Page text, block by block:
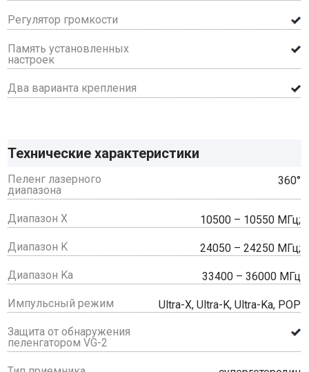
Регулятор громкости
Память установленных
настроек
Два варианта крепления
Технические характеристики
Пеленг лазерного
диапазона
360°
Диапазон X 10500 – 10550 МГц;
Диапазон K 24050 – 24250 МГц;
Диапазон Ka 33400 – 36000 МГц
Импульсный режим Ultra-X, Ultra-K, Ultra-Ka, POP
Защита от обнаружения
пеленгатором VG-2